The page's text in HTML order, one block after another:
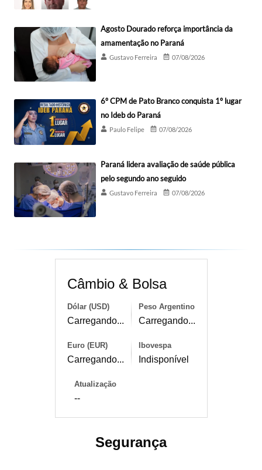
Agosto Dourado reforça importância da
amamentação no Paraná
Gustavo Ferreira 07/08/2026
6º CPM de Pato Branco conquista 1º lugar
no Ideb do Paraná
Paulo Felipe 07/08/2026
Paraná lidera avaliação de saúde pública
pelo segundo ano seguido
Gustavo Ferreira 07/08/2026
Câmbio & Bolsa
Dólar (USD)
Carregando...
Peso Argentino
Carregando...
Euro (EUR)
Carregando...
Ibovespa
Indisponível
Atualização
--
Segurança